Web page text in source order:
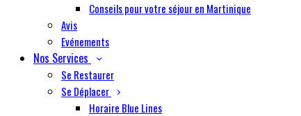
Conseils pour votre séjour en Martinique
Avis
Evénements
Nos Services
Se Restaurer
Se Déplacer
Horaire Blue Lines